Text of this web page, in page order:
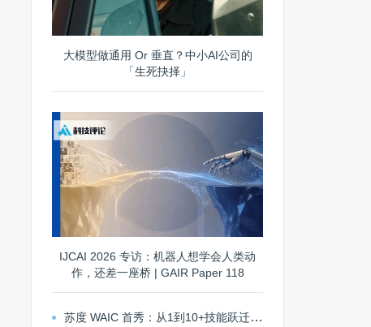
大模型做通用 Or 垂直？中小AI公司的
「生死抉择」
IJCAI 2026 专访：机器人想学会人类动
作，还差一座桥 | GAIR Paper 118
苏度 WAIC 首秀：从1到10+技能跃迁，探索通用机器人 Scaling 路径